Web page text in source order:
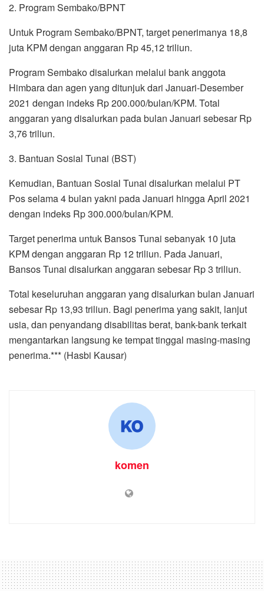
2. Program Sembako/BPNT
Untuk Program Sembako/BPNT, target penerimanya 18,8
juta KPM dengan anggaran Rp 45,12 triliun.
Program Sembako disalurkan melalui bank anggota
Himbara dan agen yang ditunjuk dari Januari-Desember
2021 dengan indeks Rp 200.000/bulan/KPM. Total
anggaran yang disalurkan pada bulan Januari sebesar Rp
3,76 triliun.
3. Bantuan Sosial Tunai (BST)
Kemudian, Bantuan Sosial Tunai disalurkan melalui PT
Pos selama 4 bulan yakni pada Januari hingga April 2021
dengan indeks Rp 300.000/bulan/KPM.
Target penerima untuk Bansos Tunai sebanyak 10 juta
KPM dengan anggaran Rp 12 triliun. Pada Januari,
Bansos Tunai disalurkan anggaran sebesar Rp 3 triliun.
Total keseluruhan anggaran yang disalurkan bulan Januari
sebesar Rp 13,93 triliun. Bagi penerima yang sakit, lanjut
usia, dan penyandang disabilitas berat, bank-bank terkait
mengantarkan langsung ke tempat tinggal masing-masing
penerima.*** (Hasbi Kausar)
komen